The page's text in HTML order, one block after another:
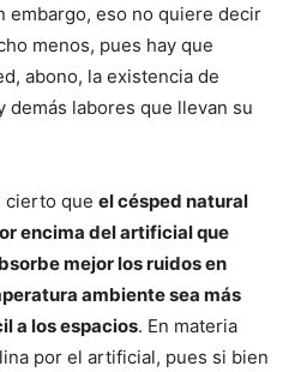
embargo, eso no quiere decir
menos, pues hay que
abono, la existencia de
demás labores que llevan su
cierto que el césped natural
encima del artificial que
mejor los ruidos en
ambiente sea más
a los espacios. En materia
por el artificial, pues si bien